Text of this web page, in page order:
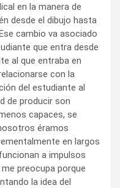
en la manera de
desde el dibujo hasta
cambio va asociado
que entra desde
al que entraba en
con la
del estudiante al
de producir son
capaces, se
éramos
en largos
a impulsos
preocupa porque
la idea del